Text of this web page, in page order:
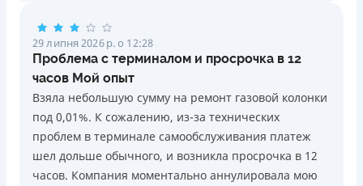
29 липня 2026 р. о 12:28
Проблема с терминалом и просрочка в 12
часов Мой опыт
Взяла небольшую сумму на ремонт газовой колонки
под 0,01%. К сожалению, из-за технических
проблем в терминале самообслуживания платеж
шел дольше обычного, и возникла просрочка в 12
часов. Компания моментально аннулировала мою